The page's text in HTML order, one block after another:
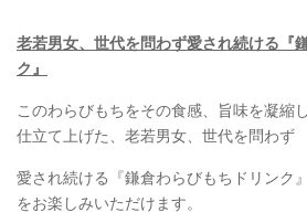
老若男女、世代を問わず愛され続ける『
ク』
このわらびもちをその食感、旨味を凝縮
仕立て上げた、老若男女、世代を問わず
愛され続ける『鎌倉わらびもちドリンク
をお楽しみいただけます。